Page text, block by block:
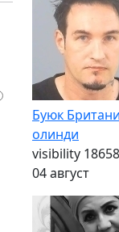
Буюк
олинди
visibility 18658
04 август